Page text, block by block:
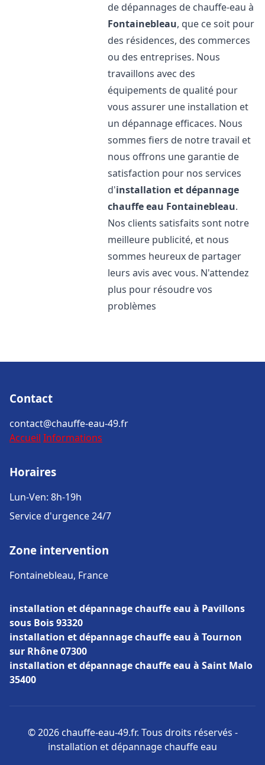
de dépannages de chauffe-eau à
Fontainebleau, que ce soit pour
des résidences, des commerces
ou des entreprises. Nous
travaillons avec des
équipements de qualité pour
vous assurer une installation et
un dépannage efficaces. Nous
sommes fiers de notre travail et
nous offrons une garantie de
satisfaction pour nos services
d'installation et dépannage
chauffe eau Fontainebleau.
Nos clients satisfaits sont notre
meilleure publicité, et nous
sommes heureux de partager
leurs avis avec vous. N'attendez
plus pour résoudre vos
problèmes
Contact
contact@chauffe-eau-49.fr
Accueil Informations
Horaires
Lun-Ven: 8h-19h
Service d'urgence 24/7
Zone intervention
Fontainebleau, France
installation et dépannage chauffe eau à Pavillons
sous Bois 93320
installation et dépannage chauffe eau à Tournon
sur Rhône 07300
installation et dépannage chauffe eau à Saint Malo
35400
© 2026 chauffe-eau-49.fr. Tous droits réservés -
installation et dépannage chauffe eau